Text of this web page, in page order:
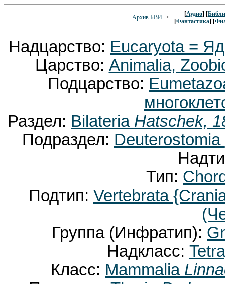
Архив БВИ -> [Аудио] [
[Фантастика] [
Надцарство: Eucaryota =
Царство: Animalia,
Подцарство:
Раздел: Bilateria Hatschek,
Подраздел: Deuterostomia
Тип:
Подтип: Vertebrata
Группа (Инфратип):
Надкласс:
Класс: Mammalia